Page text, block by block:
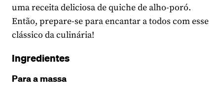
uma receita deliciosa de quiche de alho-poró.
Então, prepare-se para encantar a todos com esse
clássico da culinária!
Ingredientes
Para a massa